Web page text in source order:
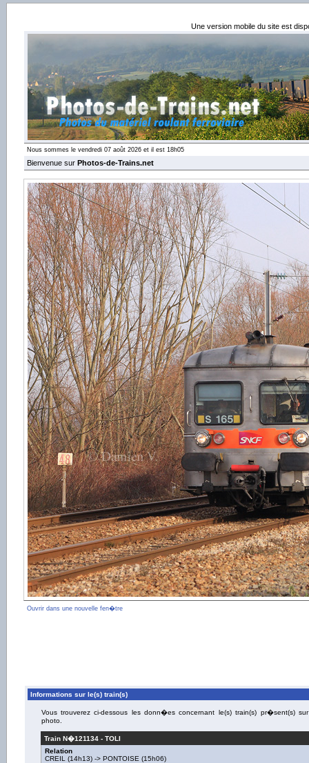
Une version mobile du site est
Nous sommes le vendredi 07 août 2026 et il est 18h05
Bienvenue sur Photos-de-Trains.net
Ouvrir dans une nouvelle fen�tre
Informations sur le(s) train(s)
Vous trouverez ci-dessous les donn�es concernant le(s) train(s) pr�sent(s)
photo.
Train N�121134 - TOLI
Relation
CREIL
(14h13) -> PONTOISE (15h06)